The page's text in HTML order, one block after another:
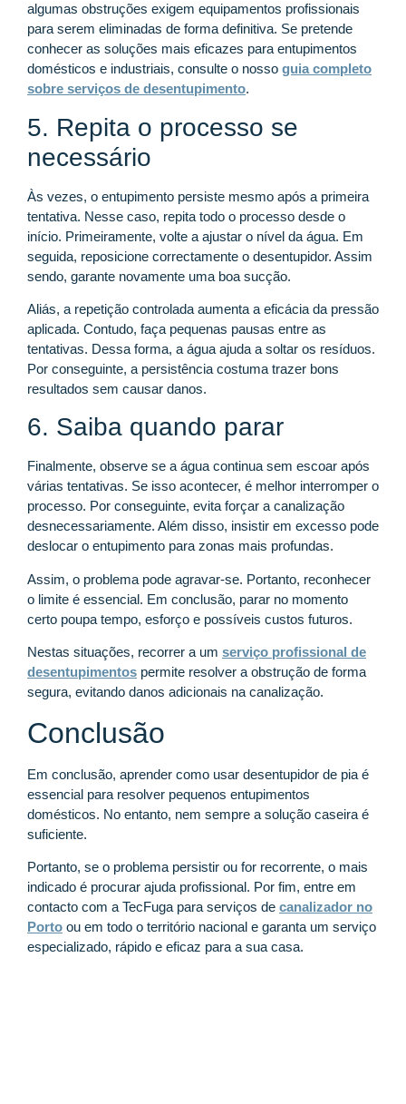
algumas obstruções exigem equipamentos profissionais
para serem eliminadas de forma definitiva. Se pretende
conhecer as soluções mais eficazes para entupimentos
domésticos e industriais, consulte o nosso guia completo
sobre serviços de desentupimento.
5. Repita o processo se
necessário
Às vezes, o entupimento persiste mesmo após a primeira
tentativa. Nesse caso, repita todo o processo desde o
início. Primeiramente, volte a ajustar o nível da água. Em
seguida, reposicione correctamente o desentupidor. Assim
sendo, garante novamente uma boa sucção.
Aliás, a repetição controlada aumenta a eficácia da pressão
aplicada. Contudo, faça pequenas pausas entre as
tentativas. Dessa forma, a água ajuda a soltar os resíduos.
Por conseguinte, a persistência costuma trazer bons
resultados sem causar danos.
6. Saiba quando parar
Finalmente, observe se a água continua sem escoar após
várias tentativas. Se isso acontecer, é melhor interromper o
processo. Por conseguinte, evita forçar a canalização
desnecessariamente. Além disso, insistir em excesso pode
deslocar o entupimento para zonas mais profundas.
Assim, o problema pode agravar-se. Portanto, reconhecer
o limite é essencial. Em conclusão, parar no momento
certo poupa tempo, esforço e possíveis custos futuros.
Nestas situações, recorrer a um serviço profissional de
desentupimentos permite resolver a obstrução de forma
segura, evitando danos adicionais na canalização.
Conclusão
Em conclusão, aprender como usar desentupidor de pia é
essencial para resolver pequenos entupimentos
domésticos. No entanto, nem sempre a solução caseira é
suficiente.
Portanto, se o problema persistir ou for recorrente, o mais
indicado é procurar ajuda profissional. Por fim, entre em
contacto com a TecFuga para serviços de canalizador no
Porto ou em todo o território nacional e garanta um serviço
especializado, rápido e eficaz para a sua casa.